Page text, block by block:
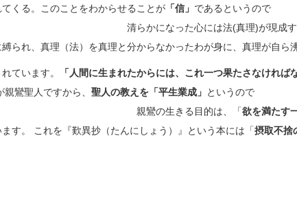
くる。このことをわからせることが 「信」 であるというので
理)が現成するということであり
られ、真理（法）を真理と分からなかったわが身に、真理が自ら
ています。
「人間に生まれたからには、これ一つ果たさなけれ
鸞聖人ですから、 聖人の教えを「平生業成」 というので
る目的は、「欲を満たす
す。 これを『歎異抄（たんにしょう）』という本には「摂取不捨